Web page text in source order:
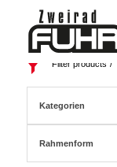
Filter products
Kategorien
Rahmenform